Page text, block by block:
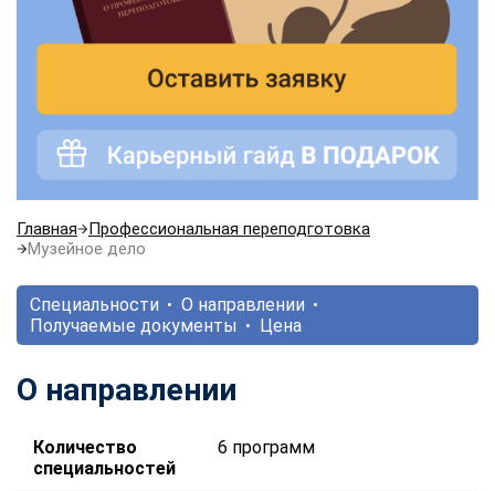
Главная
Профессиональная переподготовка
Музейное дело
Специальности
О направлении
Получаемые документы
Цена
О направлении
Количество
специальностей
6 программ